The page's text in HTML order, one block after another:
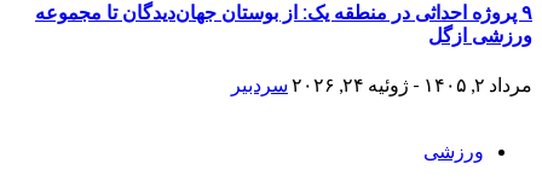
۹ پروژه احداثی در منطقه یک: از بوستان جهان‌دیدگان تا مجموعه
ورزشی ازگل
مرداد ۲, ۱۴۰۵ - ژوئیه ۲۴, ۲۰۲۶ سردبیر
ورزشی